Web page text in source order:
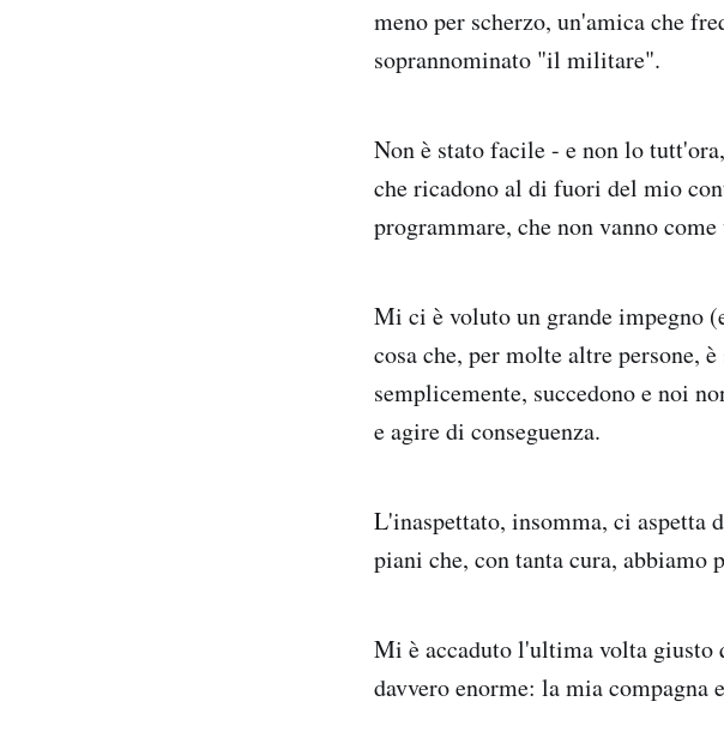
meno per scherzo, un'amica che
soprannominato "il militare".
Non è stato facile - e non lo
che ricadono al di fuori del mio
programmare, che non vanno
Mi ci è voluto un grande impegno
cosa che, per molte altre persone,
semplicemente, succedono e noi
e agire di conseguenza.
L'inaspettato, insomma, ci aspetta
piani che, con tanta cura, abbiamo
Mi è accaduto l'ultima volta giusto
davvero enorme: la mia